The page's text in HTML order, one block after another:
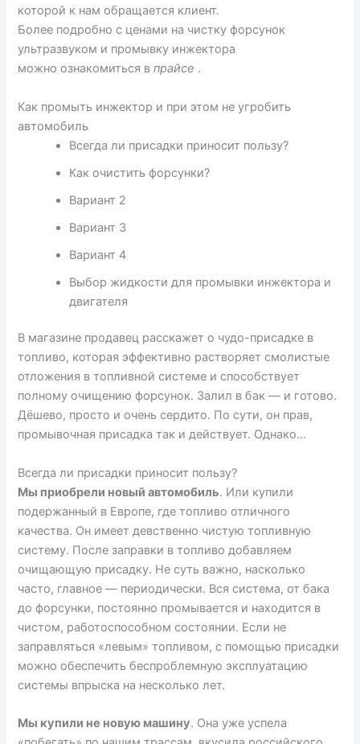
которой к нам обращается клиент.
Более подробно с ценами на чистку форсунок
ультразвуком и промывку инжектора
можно ознакомиться впрайсе .
Как промыть инжектор и при этом не угробить
автомобиль
Всегда ли присадки приносит пользу?
Как очистить форсунки?
Вариант 2
Вариант 3
Вариант 4
Выбор жидкости для промывки инжектора и
двигателя
В магазине продавец расскажет о чудо-присадке в
топливо, которая эффективно растворяет смолистые
отложения в топливной системе и способствует
полному очищению форсунок. Залил в бак — и готово.
Дёшево, просто и очень сердито. По сути, он прав,
промывочная присадка так и действует. Однако…
Всегда ли присадки приносит пользу?
Мы приобрели новый автомобиль. Или купили
подержанный в Европе, где топливо отличного
качества. Он имеет девственно чистую топливную
систему. После заправки в топливо добавляем
очищающую присадку. Не суть важно, насколько
часто, главное — периодически. Вся система, от бака
до форсунки, постоянно промывается и находится в
чистом, работоспособном состоянии. Если не
заправляться «левым» топливом, с помощью присадки
можно обеспечить беспроблемную эксплуатацию
системы впрыска на несколько лет.
Мы купили не новую машину. Она уже успела